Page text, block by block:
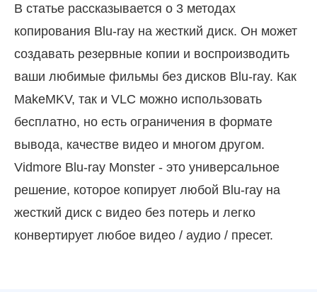
В статье рассказывается о 3 методах
копирования Blu-ray на жесткий диск. Он может
создавать резервные копии и воспроизводить
ваши любимые фильмы без дисков Blu-ray. Как
MakeMKV, так и VLC можно использовать
бесплатно, но есть ограничения в формате
вывода, качестве видео и многом другом.
Vidmore Blu-ray Monster - это универсальное
решение, которое копирует любой Blu-ray на
жесткий диск с видео без потерь и легко
конвертирует любое видео / аудио / пресет.